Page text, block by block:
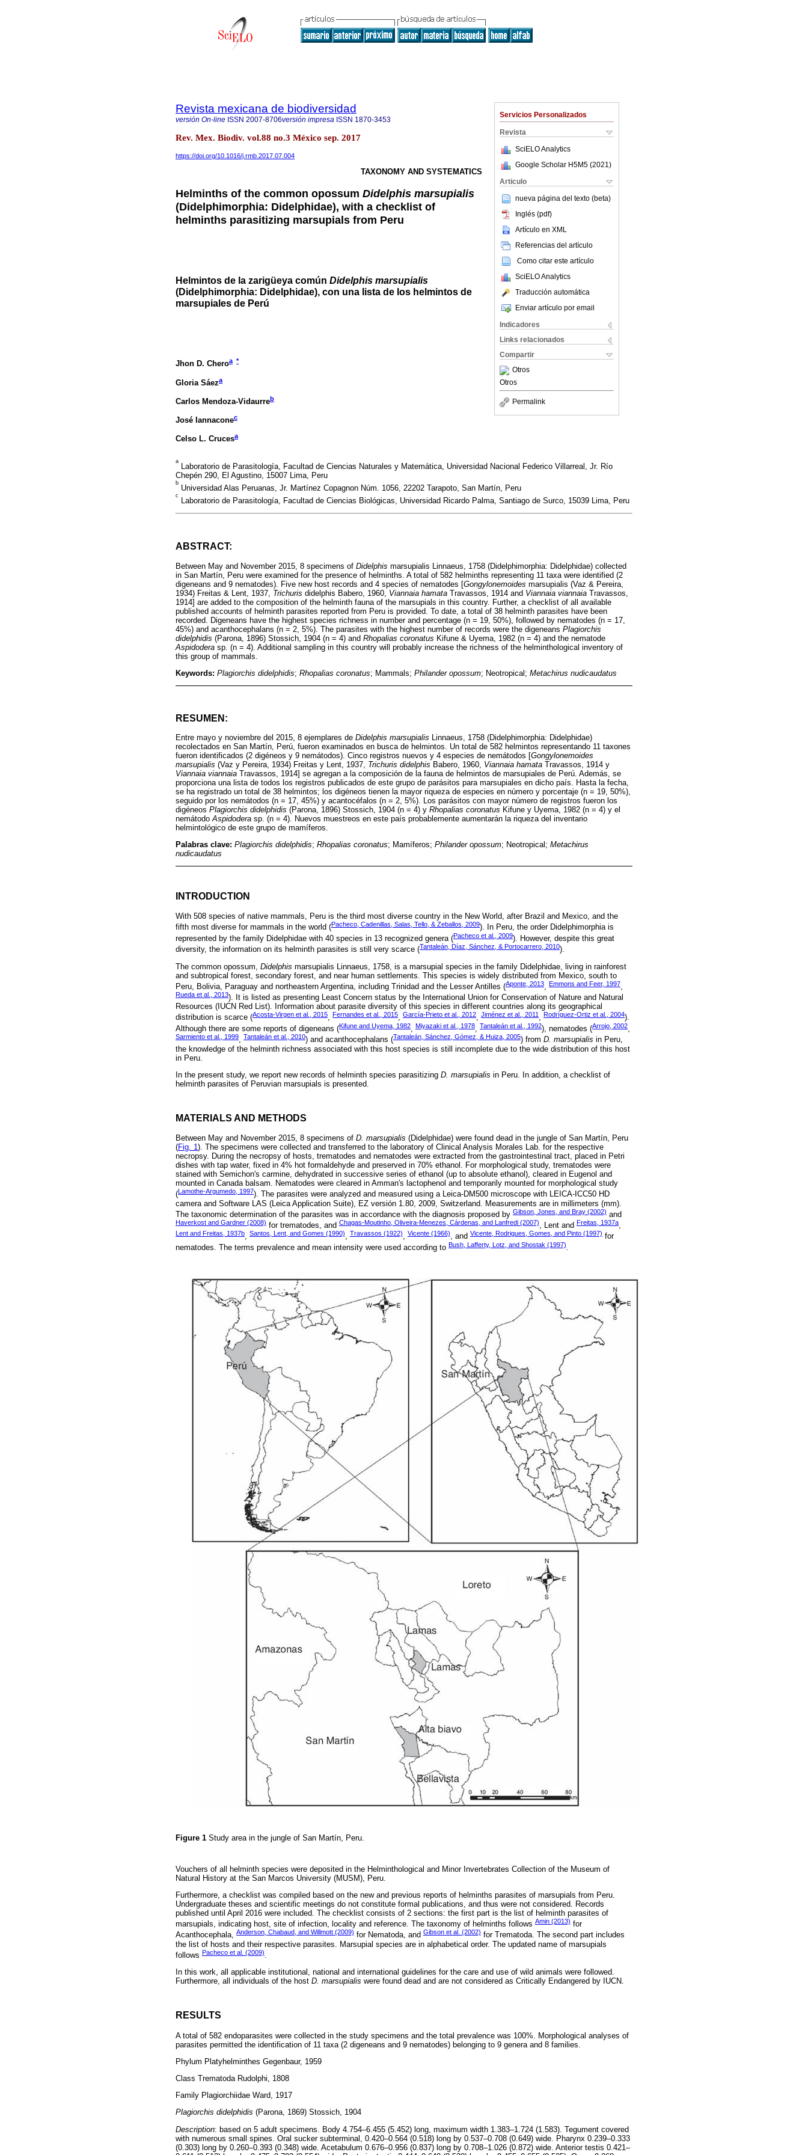
Servicios Personalizados
Revista
SciELO Analytics
Google Scholar H5M5 (2021 )
Articulo
nueva página del texto (beta)
Inglés (pdf)
Artículo en XML
Referencias del artículo
Como citar este artículo
SciELO Analytics
Traducción automática
Enviar artículo por email
Indicadores
Links relacionados
Compartir
Otros
Otros
Permalink
Revista mexicana de biodiversidad
versión On-line ISSN 2007-8706versión impresa ISSN 1870-3453
Rev. Mex. Biodiv. vol.88 no.3 México sep. 2017
https://doi.org/10.1016/j.rmb.2017.07.004
TAXONOMY AND SYSTEMATICS
Helminths of the common opossum Didelphis marsupialis
(Didelphimorphia: Didelphidae), with a checklist of
helminths parasitizing marsupials from Peru
Helmintos de la zarigüeya común Didelphis marsupialis
(Didelphimorphia: Didelphidae), con una lista de los helmintos de
marsupiales de Perú
Jhon D. Cheroa *
Gloria Sáeza
Carlos Mendoza-Vidaurreb
José Iannaconec
Celso L. Crucesa
a
Laboratorio de Parasitología, Facultad de Ciencias Naturales y Matemática, Universidad Nacional Federico Villarreal, Jr. Río
Chepén 290, El Agustino, 15007 Lima, Peru
b
Universidad Alas Peruanas, Jr. Martínez Copagnon Núm. 1056, 22202 Tarapoto, San Martín, Peru
c
Laboratorio de Parasitología, Facultad de Ciencias Biológicas, Universidad Ricardo Palma, Santiago de Surco, 15039 Lima, Peru
ABSTRACT:
Between May and November 2015, 8 specimens of Didelphis marsupialis Linnaeus, 1758 (Didelphimorphia: Didelphidae) collected
in San Martín, Peru were examined for the presence of helminths. A total of 582 helminths representing 11 taxa were identified (2
digeneans and 9 nematodes). Five new host records and 4 species of nematodes [Gongylonemoides marsupialis (Vaz & Pereira,
1934) Freitas & Lent, 1937, Trichuris didelphis Babero, 1960, Viannaia hamata Travassos, 1914 and Viannaia viannaia Travassos,
1914] are added to the composition of the helminth fauna of the marsupials in this country. Further, a checklist of all available
published accounts of helminth parasites reported from Peru is provided. To date, a total of 38 helminth parasites have been
recorded. Digeneans have the highest species richness in number and percentage (n = 19, 50%), followed by nematodes (n = 17,
45%) and acanthocephalans (n = 2, 5%). The parasites with the highest number of records were the digeneans Plagiorchis
didelphidis (Parona, 1896) Stossich, 1904 (n = 4) and Rhopalias coronatus Kifune & Uyema, 1982 (n = 4) and the nematode
Aspidodera sp. (n = 4). Additional sampling in this country will probably increase the richness of the helminthological inventory of
this group of mammals.
Keywords: Plagiorchis didelphidis; Rhopalias coronatus; Mammals; Philander opossum; Neotropical; Metachirus nudicaudatus
RESUMEN:
Entre mayo y noviembre del 2015, 8 ejemplares de Didelphis marsupialis Linnaeus, 1758 (Didelphimorphia: Didelphidae)
recolectados en San Martín, Perú, fueron examinados en busca de helmintos. Un total de 582 helmintos representando 11 taxones
fueron identificados (2 digéneos y 9 nemátodos). Cinco registros nuevos y 4 especies de nemátodos [Gongylonemoides
marsupialis (Vaz y Pereira, 1934) Freitas y Lent, 1937, Trichuris didelphis Babero, 1960, Viannaia hamata Travassos, 1914 y
Viannaia viannaia Travassos, 1914] se agregan a la composición de la fauna de helmintos de marsupiales de Perú. Además, se
proporciona una lista de todos los registros publicados de este grupo de parásitos para marsupiales en dicho país. Hasta la fecha,
se ha registrado un total de 38 helmintos; los digéneos tienen la mayor riqueza de especies en número y porcentaje (n = 19, 50%),
seguido por los nemátodos (n = 17, 45%) y acantocéfalos (n = 2, 5%). Los parásitos con mayor número de registros fueron los
digéneos Plagiorchis didelphidis (Parona, 1896) Stossich, 1904 (n = 4) y Rhopalias coronatus Kifune y Uyema, 1982 (n = 4) y el
nemátodoAspidodera sp. (n = 4). Nuevos muestreos en este país probablemente aumentarán la riqueza del inventario
helmintológico de este grupo de mamíferos.
Palabras clave: Plagiorchis didelphidis; Rhopalias coronatus; Mamíferos; Philander opossum; Neotropical; Metachirus
nudicaudatus
INTRODUCTION
With 508 species of native mammals, Peru is the third most diverse country in the New World, after Brazil and Mexico, and the
fifth most diverse for mammals in the world (Pacheco, Cadenillas, Salas, Tello, & Zeballos, 2009). In Peru, the order Didelphimorphia is
represented by the family Didelphidae with 40 species in 13 recognized genera (Pacheco et al., 2009). However, despite this great
diversity, the information on its helminth parasites is still very scarce (Tantaleán, Díaz, Sánchez, & Portocarrero, 2010).
The common opossum, Didelphis marsupialis Linnaeus, 1758, is a marsupial species in the family Didelphidae, living in rainforest
and subtropical forest, secondary forest, and near human settlements. This species is widely distributed from Mexico, south to
Peru, Bolivia, Paraguay and northeastern Argentina, including Trinidad and the Lesser Antilles (Aponte, 2013, Emmons and Feer, 1997,
Rueda et al., 2013). It is listed as presenting Least Concern status by the International Union for Conservation of Nature and Natural
Resources (IUCN Red List). Information about parasite diversity of this species in different countries along its geographical
distribution is scarce (Acosta-Virgen et al., 2015, Fernandes et al., 2015, García-Prieto et al., 2012, Jiménez et al., 2011, Rodríguez-Ortiz et al., 2004).
Although there are some reports of digeneans (Kifune and Uyema, 1982, Miyazaki et al., 1978, Tantaleán et al., 1992), nematodes (Arrojo, 2002,
Sarmiento et al., 1999, Tantaleán et al., 2010) and acanthocephalans (Tantaleán, Sánchez, Gómez, & Huiza, 2005) from D. marsupialis in Peru,
the knowledge of the helminth richness associated with this host species is still incomplete due to the wide distribution of this host
in Peru.
In the present study, we report new records of helminth species parasitizing D. marsupialis in Peru. In addition, a checklist of
helminth parasites of Peruvian marsupials is presented.
MATERIALS AND METHODS
Between May and November 2015, 8 specimens of D. marsupialis (Didelphidae) were found dead in the jungle of San Martín, Peru
(Fig. 1). The specimens were collected and transferred to the laboratory of Clinical Analysis Morales Lab. for the respective
necropsy. During the necropsy of hosts, trematodes and nematodes were extracted from the gastrointestinal tract, placed in Petri
dishes with tap water, fixed in 4% hot formaldehyde and preserved in 70% ethanol. For morphological study, trematodes were
stained with Semichon's carmine, dehydrated in successive series of ethanol (up to absolute ethanol), cleared in Eugenol and
mounted in Canada balsam. Nematodes were cleared in Amman's lactophenol and temporarily mounted for morphological study
(Lamothe-Argumedo, 1997). The parasites were analyzed and measured using a Leica-DM500 microscope with LEICA-ICC50 HD
camera and Software LAS (Leica Application Suite), EZ versión 1.80, 2009, Switzerland. Measurements are in millimeters (mm).
The taxonomic determination of the parasites was in accordance with the diagnosis proposed by Gibson, Jones, and Bray (2002) and
Haverkost and Gardner (2008) for trematodes, and Chagas-Moutinho, Oliveira-Menezes, Cárdenas, and Lanfredi (2007), Lent and Freitas, 1937a,
Lent and Freitas, 1937b, Santos, Lent, and Gomes (1990), Travassos (1922), Vicente (1966), and Vicente, Rodrigues, Gomes, and Pinto (1997) for
nematodes. The terms prevalence and mean intensity were used according to Bush, Lafferty, Lotz, and Shostak (1997).
Figure 1 Study area in the jungle of San Martín, Peru.
Vouchers of all helminth species were deposited in the Helminthological and Minor Invertebrates Collection of the Museum of
Natural History at the San Marcos University (MUSM), Peru.
Furthermore, a checklist was compiled based on the new and previous reports of helminths parasites of marsupials from Peru.
Undergraduate theses and scientific meetings do not constitute formal publications, and thus were not considered. Records
published until April 2016 were included. The checklist consists of 2 sections: the first part is the list of helminth parasites of
marsupials, indicating host, site of infection, locality and reference. The taxonomy of helminths follows Amin (2013) for
Acanthocephala, Anderson, Chabaud, and Willmott (2009) for Nematoda, and Gibson et al. (2002) for Trematoda. The second part includes
the list of hosts and their respective parasites. Marsupial species are in alphabetical order. The updated name of marsupials
follows Pacheco et al. (2009).
In this work, all applicable institutional, national and international guidelines for the care and use of wild animals were followed.
Furthermore, all individuals of the host D. marsupialis were found dead and are not considered as Critically Endangered by IUCN.
RESULTS
A total of 582 endoparasites were collected in the study specimens and the total prevalence was 100%. Morphological analyses of
parasites permitted the identification of 11 taxa (2 digeneans and 9 nematodes) belonging to 9 genera and 8 families.
Phylum Platyhelminthes Gegenbaur, 1959
Class Trematoda Rudolphi, 1808
Family Plagiorchiidae Ward, 1917
Plagiorchis didelphidis (Parona, 1869) Stossich, 1904
Description: based on 5 adult specimens. Body 4.754–6.455 (5.452) long, maximum width 1.383–1.724 (1.583). Tegument covered
with numerous small spines. Oral sucker subterminal, 0.420–0.564 (0.518) long by 0.537–0.708 (0.649) wide. Pharynx 0.239–0.333
(0.303) long by 0.260–0.393 (0.348) wide. Acetabulum 0.676–0.956 (0.837) long by 0.708–1.026 (0.872) wide. Anterior testis 0.421–